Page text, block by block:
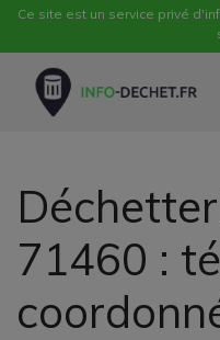
Ce site est un service privé
71460 :